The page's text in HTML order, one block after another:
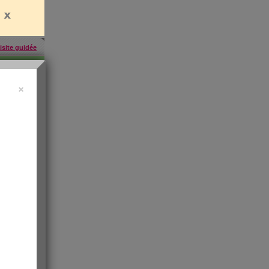
guidée
inscrites
infos
×